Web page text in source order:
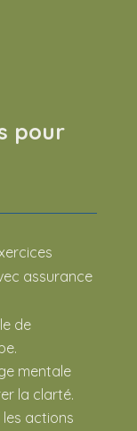
pour
assurance
de
mentale
la clarté.
actions